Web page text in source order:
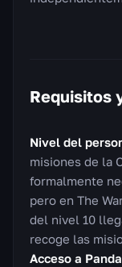
Requisitos
Nivel del
misiones de la
formalmente
pero en The
del nivel 10
recoge las
Acceso a